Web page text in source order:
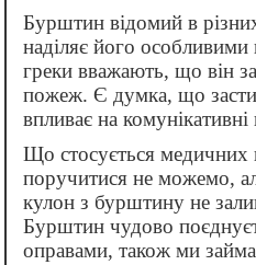
Бурштин відомий в
наділяє його особливими
греки вважають, що він
пожеж. Є думка, що
впливає на
Що стосується медичних
поручитися не можемо,
кулон з бурштину не
Бурштин чудово
оправами, також ми